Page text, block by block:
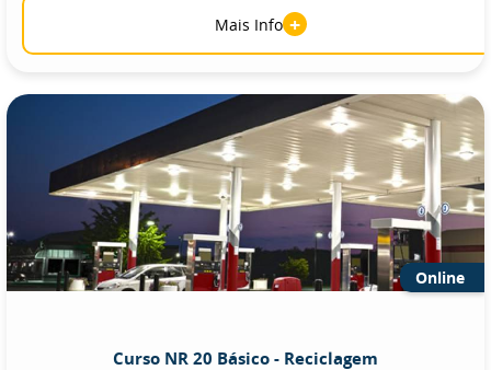
Mais Info +
Online
Curso NR 20 Básico - Reciclagem